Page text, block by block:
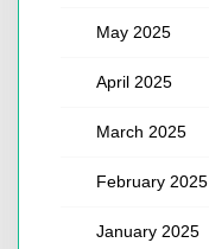
May 2025
April 2025
March 2025
February 2025
January 2025